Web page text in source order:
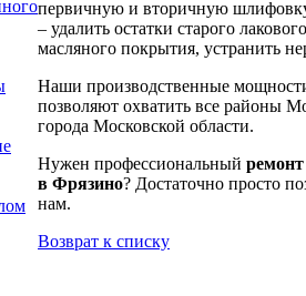
первичную и вторичную
– удалить остатки старого
масляного покрытия, устранить
Наши производственные
позволяют охватить все районы
города Московской области.
Нужен профессиональный
в Фрязино? Достаточно просто
нам.
Возврат к списку